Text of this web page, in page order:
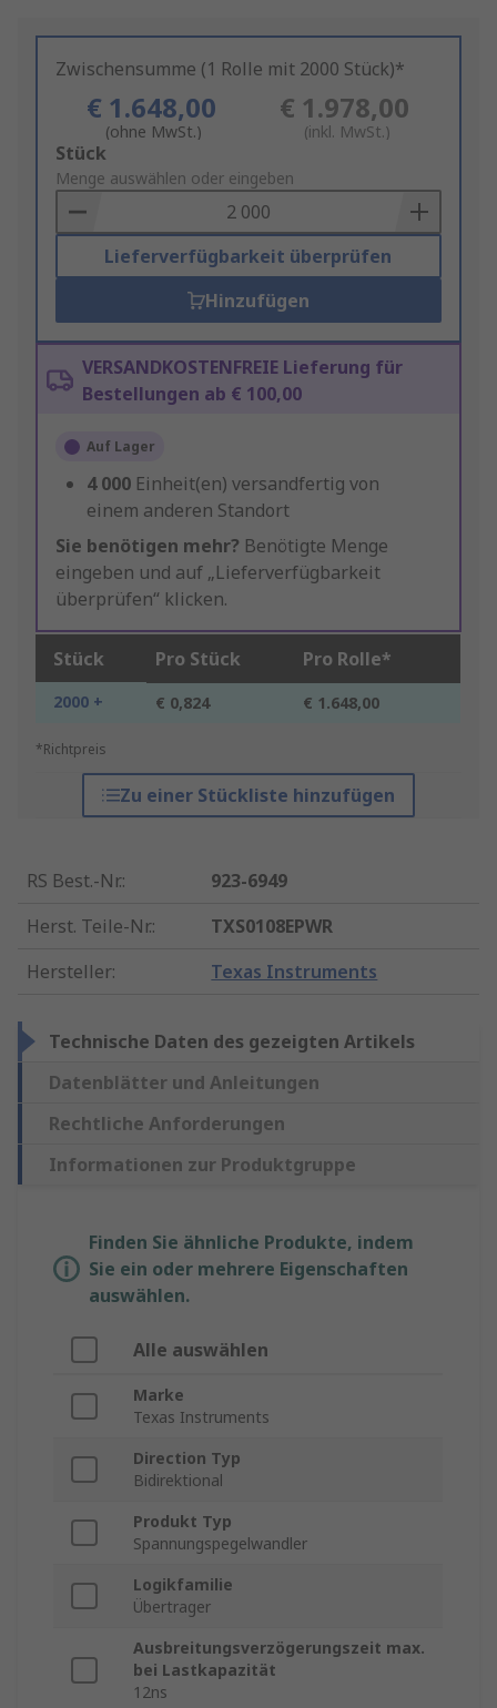
Zwischensumme (1 Rolle mit 2000 Stück)*
€ 1.648,00
(ohne MwSt.)
€ 1.978,00
(inkl. MwSt.)
Add
to
Basket
Stück
Menge auswählen oder eingeben
Lieferverfügbarkeit überprüfen
Hinzufügen
VERSANDKOSTENFREIE Lieferung für
Bestellungen ab € 100,00
Auf Lager
4 000 Einheit(en) versandfertig von
einem anderen Standort
Sie benötigen mehr? Benötigte Menge
eingeben und auf „Lieferverfügbarkeit
überprüfen“ klicken.
Stück Pro Stück Pro Rolle*
2000 + € 0,824 € 1.648,00
*Richtpreis
Zu einer Stückliste hinzufügen
RS Best.-Nr.:
923-6949
Herst. Teile-Nr.:
TXS0108EPWR
Hersteller: Texas Instruments
Technische Daten des gezeigten Artikels
Datenblätter und Anleitungen
Rechtliche Anforderungen
Informationen zur Produktgruppe
Finden Sie ähnliche Produkte, indem
Sie ein oder mehrere Eigenschaften
auswählen.
Alle auswählen
Marke
Texas Instruments
Direction Typ
Bidirektional
Produkt Typ
Spannungspegelwandler
Logikfamilie
Übertrager
Ausbreitungsverzögerungszeit max.
bei Lastkapazität
12ns